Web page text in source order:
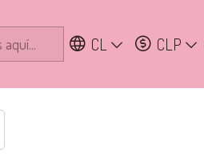
CL CLP